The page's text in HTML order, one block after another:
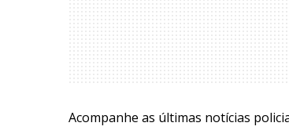
Acompanhe as últimas notícias